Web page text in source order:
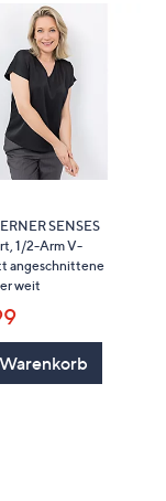
SENSES
1/2-Arm V-
angeschnittene
weit